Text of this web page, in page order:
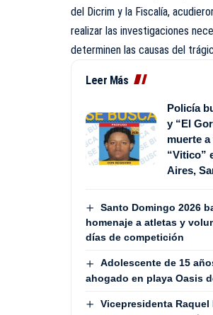
del Dicrim y la Fiscalía,
realizar las investigaciones
determinen las causas del
Leer Más
Policía
y “El
muerte
“Vitico”
Aires,
Santo Domingo 2026
homenaje a atletas y
días de competición
Adolescente de 15
ahogado en playa Oasis
Vicepresidenta Raquel